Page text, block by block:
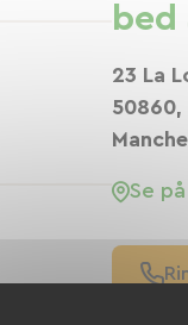
23 La
50860,
Manche
Se